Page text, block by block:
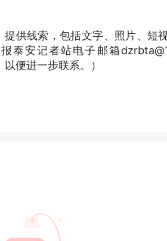
提供线索，包括文字、照片、短
泰安记者站电子邮箱
便进一步联系。）